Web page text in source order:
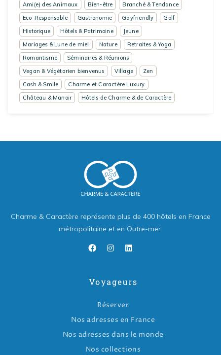
Ami(e) des Animaux Bien-être
Branché & Tendance
Eco-Responsable
Gastronomie Gayfriendly
Golf
Historique
Hôtels & Patrimoine
Jeune
Mariages & Lune de miel
Nature
Retraites & Yoga
Romantisme
Séminaires & Réunions
Vegan & Végétarien bienvenus
Village
Zen
Cash & Smile
Charme et Caractère Luxury
Château & Manoir
Hôtels de Charme & de Caractère
Charme & Caractère représente plus de 400 hôtels en France
métropolitaine et en Outre-mer.
Voyageurs
Réserver
Nos adresses en France
Nos adresses dans le monde
Nos collections